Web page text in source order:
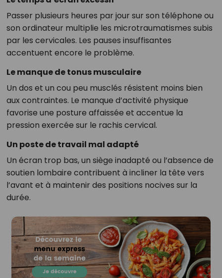
Passer plusieurs heures par jour sur son téléphone ou
son ordinateur multiplie les microtraumatismes subis
par les cervicales. Les pauses insuffisantes
accentuent encore le problème.
Le manque de tonus musculaire
Un dos et un cou peu musclés résistent moins bien
aux contraintes. Le manque d’activité physique
favorise une posture affaissée et accentue la
pression exercée sur le rachis cervical.
Un poste de travail mal adapté
Un écran trop bas, un siège inadapté ou l’absence de
soutien lombaire contribuent à incliner la tête vers
l’avant et à maintenir des positions nocives sur la
durée.